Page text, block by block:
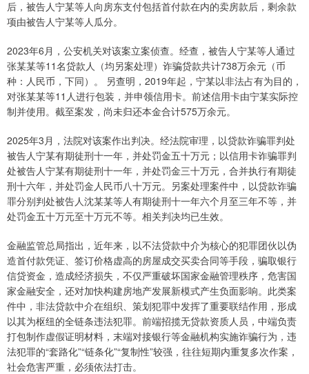
后，被告人宁某等人向房东支付包括首付款在内的卖房款后，剩余款
项由被告人宁某等人瓜分。
2023年6月，公安机关对该案立案侦查。经查，被告人宁某等人通过
张某某等11名贷款人（均另案处理）诈骗贷款共计738万余元（币
种：人民币，下同）。 另查明，2019年起，宁某以非法占有为目的，
对张某某等11人进行包装，并申领信用卡。前述信用卡由宁某实际控
制并使用。截至案发，尚未归还本金合计575万余元。
2025年3月，法院对该案作出判决。经法院审理，以贷款诈骗罪判处
被告人宁某有期徒刑十一年，并处罚金五十万元；以信用卡诈骗罪判
处被告人宁某有期徒刑十一年，并处罚金三十万元，合并执行有期徒
刑十六年，并处罚金人民币八十万元。另案处理案件中，以贷款诈骗
罪分别判处被告人沈某某等人有期徒刑十一年六个月至三年不等，并
处罚金五十万元至十万元不等。相关判决均已生效。
金融监管总局指出，近年来，以不法贷款中介为核心的犯罪团伙以伪
造首付款凭证、签订价格虚高的房屋成交买卖合同等手段，骗取银行
信贷资金，造成经济损失，不仅严重破坏国家金融管理秩序，危害国
家金融安全，还对加快构建房地产发展新模式产生负面影响。此类案
件中，非法贷款中介在组织、策划犯罪中发挥了重要联结作用，形成
以其为枢纽的全链条违法犯罪。前端招揽无贷款资质人员，中端负责
打包制作虚假证明材料，末端对接银行等金融机构实施诈骗行为，违
法犯罪的“套路化”“链条化”“复制性”较强，往往短期内重复多次作案，
社会危害严重，必须依法打击。